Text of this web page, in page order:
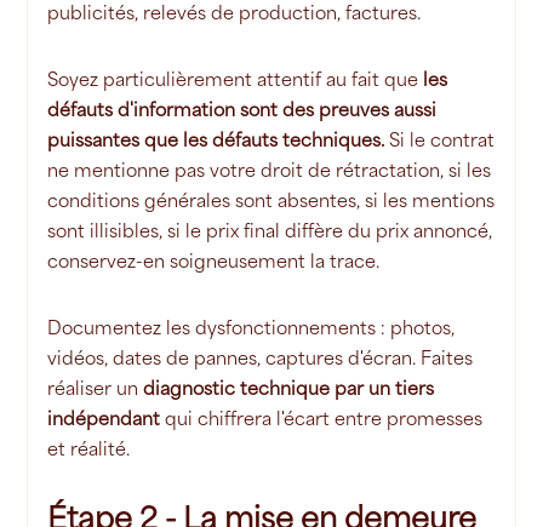
publicités, relevés de production, factures.
Soyez particulièrement attentif au fait que les
défauts d'information sont des preuves aussi
puissantes que les défauts techniques. Si le contrat
ne mentionne pas votre droit de rétractation, si les
conditions générales sont absentes, si les mentions
sont illisibles, si le prix final diffère du prix annoncé,
conservez-en soigneusement la trace.
Documentez les dysfonctionnements : photos,
vidéos, dates de pannes, captures d'écran. Faites
réaliser undiagnostic technique par un tiers
indépendant qui chiffrera l'écart entre promesses
et réalité.
Étape 2 - La mise en demeure